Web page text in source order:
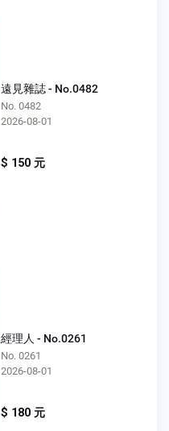
遠見雜誌 - No.0482
No. 0482
2026-08-01
$ 150 元
經理人 - No.0261
No. 0261
2026-08-01
$ 180 元